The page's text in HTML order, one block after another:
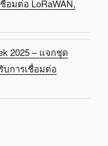
อมต่อ LoRaWAN,
2025 – แจกชุด
บการเชื่อมต่อ